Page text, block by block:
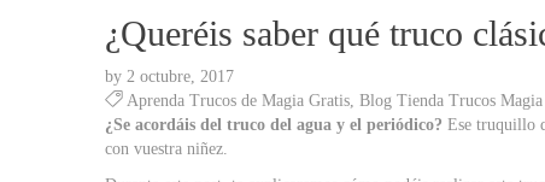
¿Queréis saber qué truco
by 2 octubre, 2017
Aprenda Trucos de Magia Gratis Blog Tienda Trucos Magia
¿Se acordáis del truco del agua y el periódico? Ese truquillo
con vuestra niñez.